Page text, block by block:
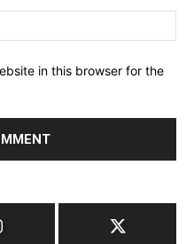
in this browser for the